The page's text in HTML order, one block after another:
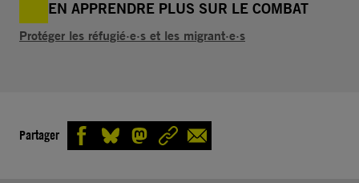
EN APPRENDRE PLUS SUR LE COMBAT
Protéger les réfugié·e·s et les migrant·e·s
Partager